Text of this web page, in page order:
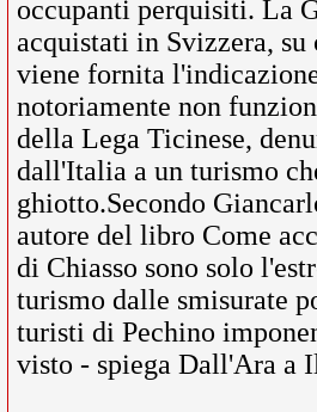
occupanti perquisiti. La
acquistati in Svizzera,
viene fornita
notoriamente non
della Lega Ticinese,
dall'Italia a un turismo
ghiotto.Secondo
autore del libro Come
di Chiasso sono solo
turismo dalle smisurate
turisti di Pechino
visto - spiega Dall'Ara a